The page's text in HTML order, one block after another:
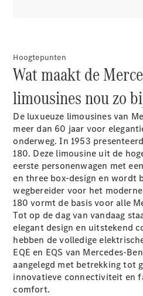
Over ons
Contact
opnemen
Mercedes-
Benz
Magazine
Mercedes-
AMG
Mercedes-
MAYBACH
Seizoensspecials
Technologie
en
Hoogtepunten
Wat maakt de
limousines nou zo
De luxueuze limousines van
meer dan 60 jaar voor
onderweg. In 1953
180. Deze limousine uit de
eerste personenwagen met
en three box-design en wordt
wegbereider voor het
180 vormt de basis voor alle
Tot op de dag van vandaag
elegant design en uitstekend
hebben de volledige
EQE en EQS van Mercedes-
aangelegd met betrekking tot
innovatieve connectiviteit en
comfort.